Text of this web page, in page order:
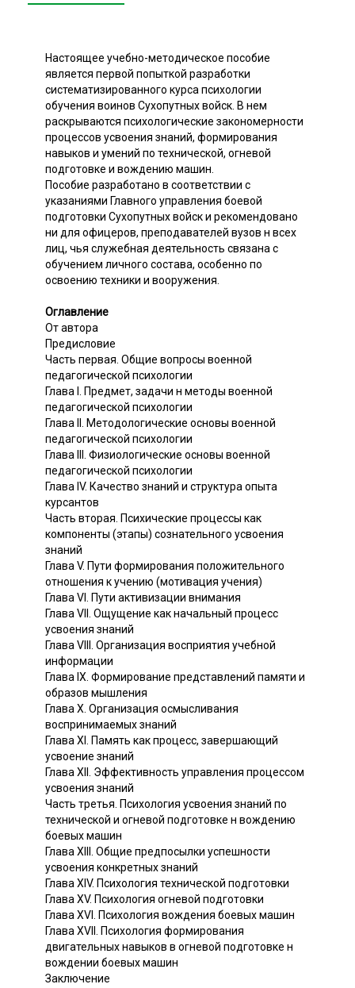
Настоящее учебно-методическое пособие
является первой попыткой разработки
систематизированного курса психологии
обучения воинов Сухопутных войск. В нем
раскрываются психологические закономерности
процессов усвоения знаний, формирования
навыков и умений по технической, огневой
подготовке и вождению машин.
Пособие разработано в соответствии с
указаниями Главного управления боевой
подготовки Сухопутных войск и рекомендовано
ни для офицеров, преподавателей вузов н всех
лиц, чья служебная деятельность связана с
обучением личного состава, особенно по
освоению техники и вооружения.
Оглавление
От автора
Предисловие
Часть первая. Общие вопросы военной
педагогической психологии
Глава I. Предмет, задачи н методы военной
педагогической психологии
Глава II. Методологические основы военной
педагогической психологии
Глава III. Физиологические основы военной
педагогической психологии
Глава IV. Качество знаний и структура опыта
курсантов
Часть вторая. Психические процессы как
компоненты (этапы) сознательного усвоения
знаний
Глава V. Пути формирования положительного
отношения к учению (мотивация учения)
Глава VI. Пути активизации внимания
Глава VII. Ощущение как начальный процесс
усвоения знаний
Глава VIII. Организация восприятия учебной
информации
Глава IX. Формирование представлений памяти и
образов мышления
Глава X. Организация осмысливания
воспринимаемых знаний
Глава XI. Память как процесс, завершающий
усвоение знаний
Глава XII. Эффективность управления процессом
усвоения знаний
Часть третья. Психология усвоения знаний по
технической и огневой подготовке н вождению
боевых машин
Глава XIII. Общие предпосылки успешности
усвоения конкретных знаний
Глава XIV. Психология технической подготовки
Глава XV. Психология огневой подготовки
Глава XVI. Психология вождения боевых машин
Глава XVII. Психология формирования
двигательных навыков в огневой подготовке н
вождении боевых машин
Заключение